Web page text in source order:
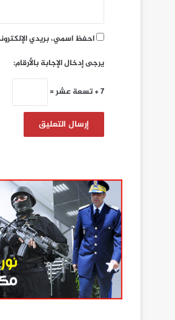
احفظ اسمي، بريدي
يرجى إدخال الإجابة بالأرقام:
7 + تسعة عشر =